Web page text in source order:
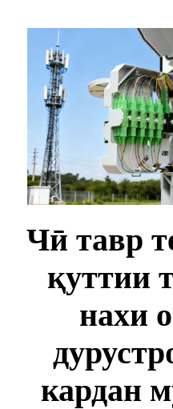
Чӣ тавр
қуттии
нахи
кардан